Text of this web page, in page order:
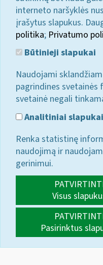
interneto naršyklės
įrašytus slapukus.
politika; Privatumo
Būtinieji slapukai
Naudojami
pagrindines svetainės
svetainė negali
Analitiniai slapukai
Renka statistinę
naudojimą ir
gerinimui.
Visus
Pasirinktus